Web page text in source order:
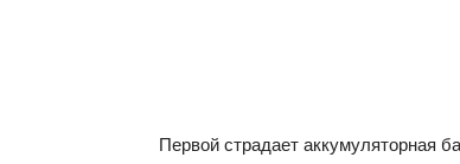
Первой страдает аккумуляторная